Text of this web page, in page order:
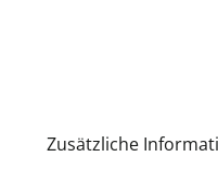
Zusätzliche